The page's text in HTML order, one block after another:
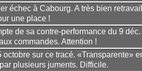
échec à Cabourg. A très bien
une place !
de sa contre-performance du 9
commandes. Attention !
octobre sur ce tracé. «Transparente»
plusieurs juments. Difficile.